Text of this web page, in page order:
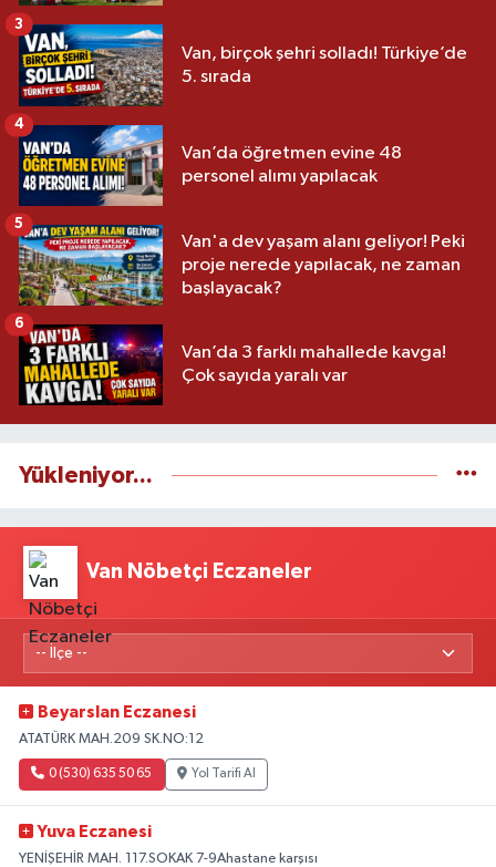
Van, birçok şehri solladı! Türkiye’de
5. sırada
3
Van’da öğretmen evine 48
personel alımı yapılacak
4
Van'a dev yaşam alanı geliyor! Peki
proje nerede yapılacak, ne zaman
başlayacak?
5
Van’da 3 farklı mahallede kavga!
Çok sayıda yaralı var
6
Yükleniyor...
Van Nöbetçi Eczaneler
Beyarslan Eczanesi
ATATÜRK MAH.209 SK.NO:12
0 (530) 635 50 65 Yol Tarifi Al
Yuva Eczanesi
YENİŞEHİR MAH. 117.SOKAK 7-9Ahastane karşısı